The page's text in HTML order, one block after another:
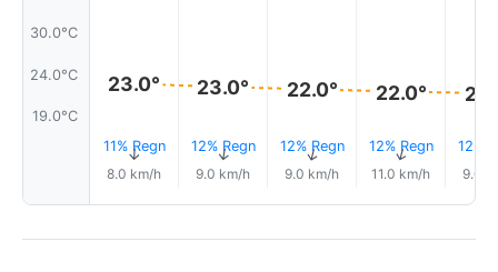
30.0°C
24.0°C
19.0°C
23.0°
11% Regn
↑
8.0 km/h
23.0°
12% Regn
↑
9.0 km/h
22.0°
12% Regn
↑
9.0 km/h
22.0°
12% Regn
↑
11.0 km/h
12%
9.0